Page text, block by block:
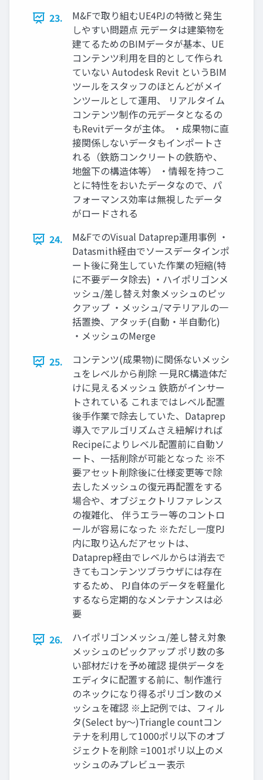
23.
M&Fで取り組むUE4PJの特徴と発生
しやすい問題点 元データは建築物を
建てるためのBIMデータが基本、UE
コンテンツ利用を目的として作られ
ていない Autodesk Revit というBIM
ツールをスタッフのほとんどがメイ
ンツールとして運用、 リアルタイム
コンテンツ制作の元データとなるの
もRevitデータが主体。 ・成果物に直
接関係しないデータもインポートさ
れる（鉄筋コンクリートの鉄筋や、
地盤下の構造体等） ・情報を持つこ
とに特性をおいたデータなので、パ
フォーマンス効率は無視したデータ
がロードされる
24.
M&FでのVisual Dataprep運用事例 ・
Datasmith経由でソースデータインポ
ート後に発生していた作業の短縮(特
に不要データ除去) ・ハイポリゴンメ
ッシュ/差し替え対象メッシュのピッ
クアップ ・メッシュ/マテリアルの一
括置換、アタッチ(自動・半自動化)
・メッシュのMerge
25.
コンテンツ(成果物)に関係ないメッシ
ュをレベルから削除 一見RC構造体だ
けに見えるメッシュ 鉄筋がインサー
トされている これまではレベル配置
後手作業で除去していた、Dataprep
導入でアルゴリズムさえ紐解ければ
Recipeによりレベル配置前に自動ソ
ート、一括削除が可能となった ※不
要アセット削除後に仕様変更等で除
去したメッシュの復元再配置をする
場合や、オブジェクトリファレンス
の複雑化、 伴うエラー等のコントロ
ールが容易になった ※ただし一度PJ
内に取り込んだアセットは、
Dataprep経由でレベルからは消去で
きてもコンテンツブラウザには存在
するため、 PJ自体のデータを軽量化
するなら定期的なメンテナンスは必
要
26.
ハイポリゴンメッシュ/差し替え対象
メッシュのピックアップ ポリ数の多
い部材だけを予め確認 提供データを
エディタに配置する前に、制作進行
のネックになり得るポリゴン数のメ
ッシュを確認 ※上記例では、フィル
タ(Select by～)Triangle countコン
テナを利用して1000ポリ以下のオブ
ジェクトを削除 =1001ポリ以上のメ
ッシュのみプレビュー表示